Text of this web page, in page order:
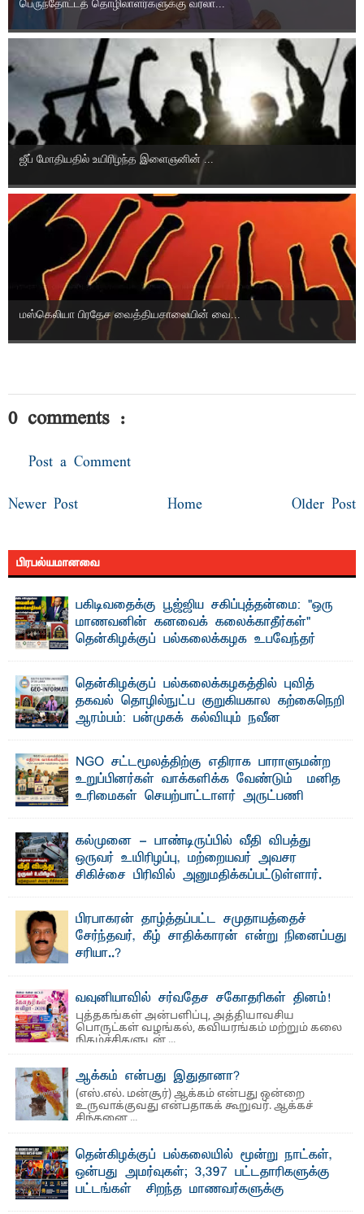
பெருந்தோட்டத் தொழிலாளர்களுக்கு வரலா...
ஜீப் மோதியதில் உயிரிழந்த இளைஞனின் ...
மஸ்கெலியா பிரதேச வைத்தியசாலையின் வை...
0 comments :
Post a Comment
Newer Post Older Post
Home
பிரபல்யமானவை
பகிடிவதைக்கு பூஜ்ஜிய சகிப்புத்தன்மை: "ஒரு
மாணவனின் கனவைக் கலைக்காதீர்கள்" –
தென்கிழக்குப் பல்கலைக்கழக உபவேந்தர்
"ஒ ரு மாணவனின் அல்லது மாணவியின் கனவு என்னால்
கலைக்கப்படாது" என்ற உறுதியை ஒவ்வொரு மாணவரும் ...
தென்கிழக்குப் பல்கலைக்கழகத்தில் புவித்
தகவல் தொழில்நுட்ப குறுகியகால கற்கைநெறி
ஆரம்பம்: பன்முகக் கல்வியும் நவீன
பேராசிரியர் எம். எம். பாஸில்
தெ ன்கிழக்குப் பல்கலைக்கழகத்தின் கலை மற்றும் கலாசார
பீடத்தின் புவியியல் துறையினால் ...
NGO சட்டமூலத்திற்கு எதிராக பாராளுமன்ற
உறுப்பினர்கள் வாக்களிக்க வேண்டும் – மனித
உரிமைகள் செயற்பாட்டாளர் அருட்பணி
லூக்ஜோன் வேண்டுகோள்
ஜே. எப். காமிலா பேகம்- இ லங்கை அரசாங்கம் அரசுசாரா
அமைப்புகள் (NGO) தொடர்பான புதிய சட்டமூலத்தை ...
கல்முனை - பாண்டிருப்பில் வீதி விபத்து
ஒருவர் உயிரிழப்பு, மற்றையவர் அவசர
சிகிச்சை பிரிவில் அனுமதிக்கப்பட்டுள்ளார்.
பாண்டிருப்பு ...பிரபாகரன் தாழ்த்தப்பட்ட சமுதாயத்தைச்
சேர்ந்தவர், கீழ் சாதிக்காரன் என்று நினைப்பது
சரியா..?
வவுனியாவில் சர்வதேச சகோதரிகள் தினம்!
புத்தகங்கள் அன்பளிப்பு, அத்தியாவசிய
பொருட்கள் வழங்கல், கவியரங்கம் மற்றும் கலை
நிகழ்ச்சிகளுடன் ...
ஆக்கம் என்பது இதுதானா?
(எஸ்.எல். மன்சூர்) ஆக்கம் என்பது ஒன்றை
உருவாக்குவது என்பதாகக் கூறுவர். ஆக்கச்
சிந்தனை ...
தென்கிழக்குப் பல்கலையில் மூன்று நாட்கள்,
ஒன்பது அமர்வுகள்; 3,397 பட்டதாரிகளுக்கு
பட்டங்கள் – சிறந்த மாணவர்களுக்கு